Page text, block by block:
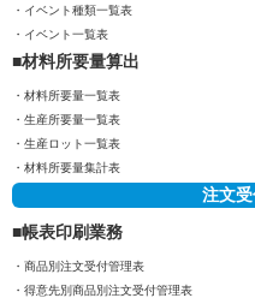
イベント種類一覧表
イベント一覧表
材料所要量算出
材料所要量一覧表
生産所要量一覧表
生産ロット一覧表
材料所要量集計表
注文
帳表印刷業務
商品別注文受付管理表
得意先別商品別注文受付管理表